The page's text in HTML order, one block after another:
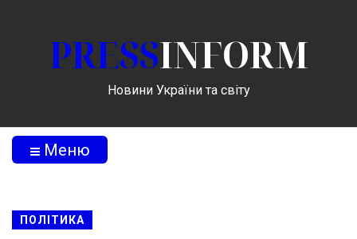
PRESSINFORM
Новини України та світу
Меню
ПОЛІТИКА